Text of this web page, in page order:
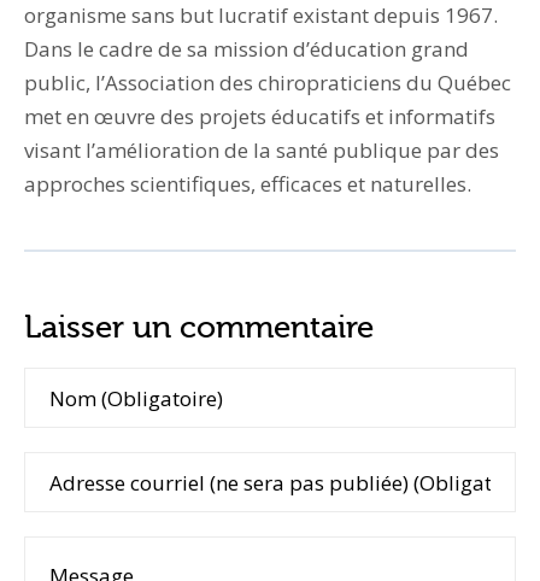
organisme sans but lucratif existant depuis 1967.
Dans le cadre de sa mission d’éducation grand
public, l’Association des chiropraticiens du Québec
met en œuvre des projets éducatifs et informatifs
visant l’amélioration de la santé publique par des
approches scientifiques, efficaces et naturelles.
Laisser un commentaire